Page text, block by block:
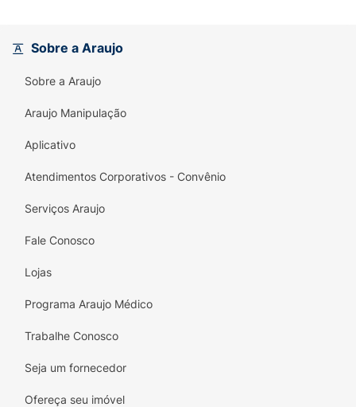
Sobre a Araujo
Sobre a Araujo
Araujo Manipulação
Aplicativo
Atendimentos Corporativos - Convênio
Serviços Araujo
Fale Conosco
Lojas
Programa Araujo Médico
Trabalhe Conosco
Seja um fornecedor
Ofereça seu imóvel